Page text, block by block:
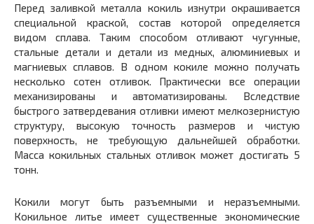
Перед заливкой металла кокиль изнутри окрашивается
специальной краской, состав которой определяется
видом сплава. Таким способом отливают чугунные,
стальные детали и детали из медных, алюминиевых и
магниевых сплавов. В одном кокиле можно получать
несколько сотен отливок. Практически все операции
механизированы и автоматизированы. Вследствие
быстрого затвердевания отливки имеют мелкозернистую
структуру, высокую точность размеров и чистую
поверхность, не требующую дальнейшей обработки.
Масса кокильных стальных отливок может достигать 5
тонн.
Кокили могут быть разъемными и неразъемными.
Кокильное литье имеет существенные экономические